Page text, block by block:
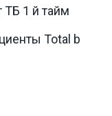
ТБ 1 й тайм
Total b